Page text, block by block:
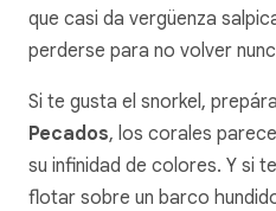
que casi da vergüenza
perderse para no volver
Si te gusta el snorkel,
Pecados, los corales
su infinidad de colores. Y si
flotar sobre un barco